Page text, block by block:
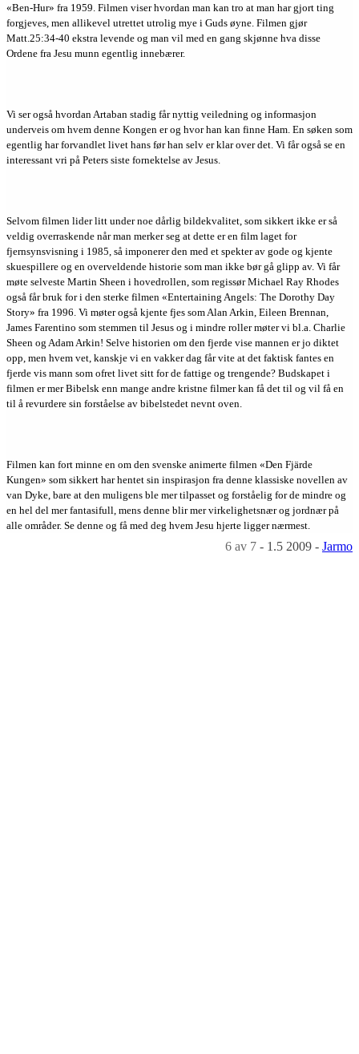
«Ben-Hur» fra 1959. Filmen viser hvordan man kan tro at man har gjort ting
forgjeves, men allikevel utrettet utrolig mye i Guds øyne. Filmen gjør
Matt.25:34-40 ekstra levende og man vil med en gang skjønne hva disse
Ordene fra Jesu munn egentlig innebærer.
Vi ser også hvordan Artaban stadig får nyttig veiledning og informasjon
underveis om hvem denne Kongen er og hvor han kan finne Ham. En søken som
egentlig har forvandlet livet hans før han selv er klar over det. Vi får også se en
interessant vri på Peters siste fornektelse av Jesus.
Selvom filmen lider litt under noe dårlig bildekvalitet, som sikkert ikke er så
veldig overraskende når man merker seg at dette er en film laget for
fjernsynsvisning i 1985, så imponerer den med et spekter av gode og kjente
skuespillere og en overveldende historie som man ikke bør gå glipp av. Vi får
møte selveste Martin Sheen i hovedrollen, som regissør Michael Ray Rhodes
også får bruk for i den sterke filmen «Entertaining Angels: The Dorothy Day
Story» fra 1996. Vi møter også kjente fjes som Alan Arkin, Eileen Brennan,
James Farentino som stemmen til Jesus og i mindre roller møter vi bl.a. Charlie
Sheen og Adam Arkin! Selve historien om den fjerde vise mannen er jo diktet
opp, men hvem vet, kanskje vi en vakker dag får vite at det faktisk fantes en
fjerde vis mann som ofret livet sitt for de fattige og trengende? Budskapet i
filmen er mer Bibelsk enn mange andre kristne filmer kan få det til og vil få en
til å revurdere sin forståelse av bibelstedet nevnt oven.
Filmen kan fort minne en om den svenske animerte filmen «Den Fjärde
Kungen» som sikkert har hentet sin inspirasjon fra denne klassiske novellen av
van Dyke, bare at den muligens ble mer tilpasset og forståelig for de mindre og
en hel del mer fantasifull, mens denne blir mer virkelighetsnær og jordnær på
alle områder. Se denne og få med deg hvem Jesu hjerte ligger nærmest.
6 av 7 - 1.5 2009 - Jarmo